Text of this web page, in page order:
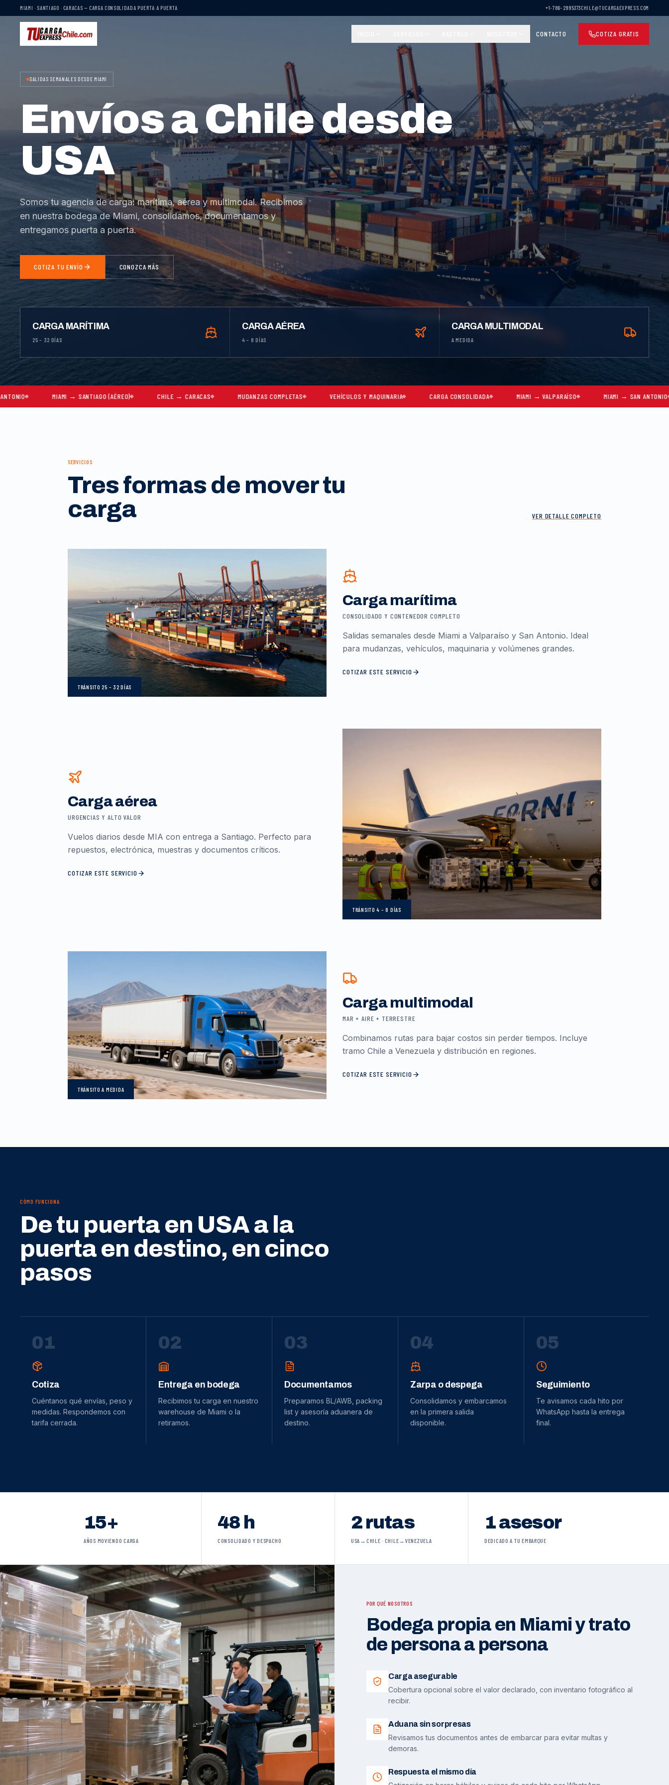
MIAMI · SANTIAGO · CARACAS — CARGA CONSOLIDADA PUERTA A PUERTA +1-786-2995373CHILE@TUCARGAEXPRESS.COM
CONTACTO COTIZA GRATIS
SALIDAS SEMANALES DESDE MIAMI
Envíos a Chile desde
USA
Somos tu agencia de carga: marítima, aérea y multimodal. Recibimos
en nuestra bodega de Miami, consolidamos, documentamos y
entregamos puerta a puerta.
COTIZA TU ENVÍO CONOZCA MÁS
CARGA MARÍTIMA
25 – 32 DÍAS
CARGA AÉREA
4 – 8 DÍAS
CARGA MULTIMODAL
A MEDIDA
MIAMI → SANTIAGO (AÉREO) CHILE → CARACAS MUDANZAS COMPLETAS VEHÍCULOS Y MAQUINARIA CARGA CONSOLIDADA MIAMI → VALPARAÍSO MIAMI → SAN ANTONIO MIAMI
SERVICIOS
Tres formas de mover tu
carga
VER DETALLE COMPLETO
TRÁNSITO 25 – 32 DÍAS
Carga marítima
CONSOLIDADO Y CONTENEDOR COMPLETO
Salidas semanales desde Miami a Valparaíso y San Antonio. Ideal
para mudanzas, vehículos, maquinaria y volúmenes grandes.
COTIZAR ESTE SERVICIO
TRÁNSITO4 – 8 DÍAS
Carga aérea
URGENCIAS Y ALTO VALOR
Vuelos diarios desde MIA con entrega a Santiago. Perfecto para
repuestos, electrónica, muestras y documentos críticos.
COTIZAR ESTE SERVICIO
TRÁNSITOA MEDIDA
Carga multimodal
MAR + AIRE + TERRESTRE
Combinamos rutas para bajar costos sin perder tiempos. Incluye
tramo Chile a Venezuela y distribución en regiones.
COTIZAR ESTE SERVICIO
CÓMO FUNCIONA
De tu puerta en USA a la
puerta en destino, en cinco
pasos
01
Cotiza
Cuéntanos qué envías, peso y
medidas. Respondemos con
tarifa cerrada.
02
Entrega en bodega
Recibimos tu carga en nuestro
warehouse de Miami o la
retiramos.
03
Documentamos
Preparamos BL/AWB, packing
list y asesoría aduanera de
destino.
04
Zarpa o despega
Consolidamos y embarcamos
en la primera salida
disponible.
05
Seguimiento
Te avisamos cada hito por
WhatsApp hasta la entrega
final.
15+
AÑOS MOVIENDO CARGA
48 h
CONSOLIDADO Y DESPACHO
2 rutas
USA→CHILE · CHILE→VENEZUELA
1 asesor
DEDICADO A TU EMBARQUE
POR QUÉ NOSOTROS
Bodega propia en Miami y trato
de persona a persona
Carga asegurable
Cobertura opcional sobre el valor declarado, con inventario fotográfico al
recibir.
Aduana sin sorpresas
Revisamos tus documentos antes de embarcar para evitar multas y
demoras.
Respuesta el mismo día